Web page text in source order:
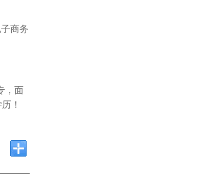
商务
，面
！